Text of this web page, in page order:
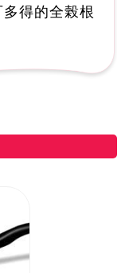
得的全榖根